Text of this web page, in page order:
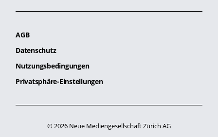
AGB
Datenschutz
Nutzungsbedingungen
Privatsphäre-Einstellungen
© 2026 Neue Mediengesellschaft Zürich AG